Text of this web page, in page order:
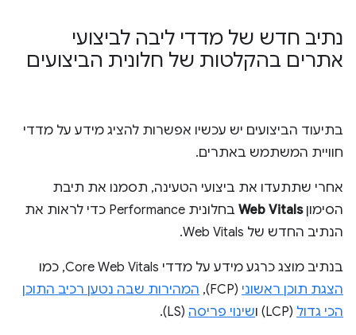
נתיב חדש של מדדי ליבה לביצועי
אתרים בהקלטות של חלונית הביצועים
בתיעוד הביצועים יש עכשיו אפשרות להציג מידע על מדדי
חוויית המשתמש באתרים.
אחרי שתתעדו את ביצועי הטעינה, תסמנו את תיבת
הסימוןWeb Vitals
בחלונית Performance כדי לראות את
הנתיב החדש של Web Vitals.
בנתיב מוצג כרגע מידע על מדדי Core Web Vitals, כמו
הצגת תוכן ראשוני (FCP),
המהירות שבה נטען רכיב התוכן
הכי גדול (LCP) ו שינוי פריסה (LS).